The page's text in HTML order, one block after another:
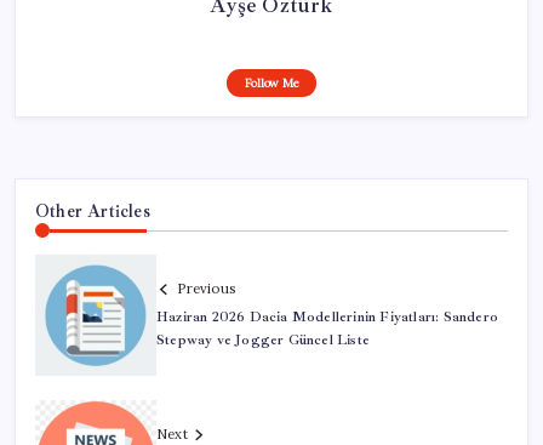
Follow Me
Other Articles
Previous
Haziran 2026 Dacia Modellerinin Fiyatları: Sandero
Stepway ve Jogger Güncel Liste
Next